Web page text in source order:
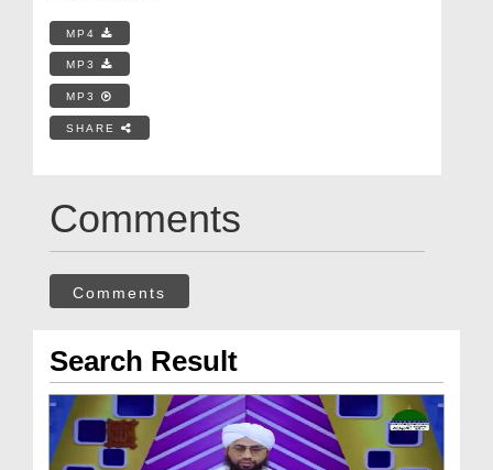
MP4
MP3
MP3
SHARE
Comments
Comments
Search Result